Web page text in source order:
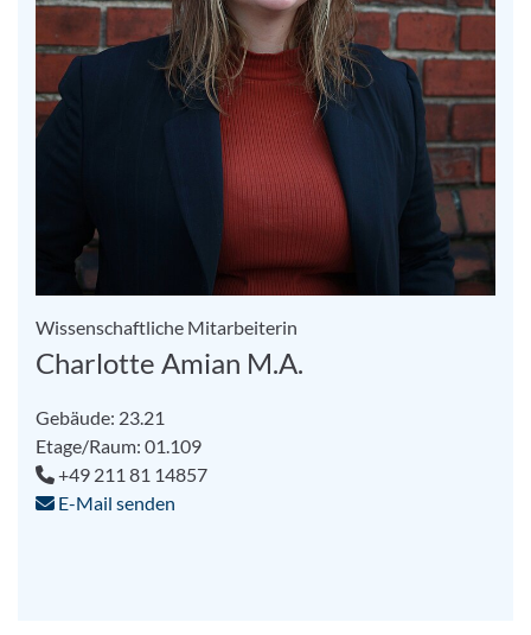
Wissenschaftliche Mitarbeiterin
Charlotte Amian M.A.
Gebäude: 23.21
Etage/Raum: 01.109
+49 211 81 14857
E-Mail senden